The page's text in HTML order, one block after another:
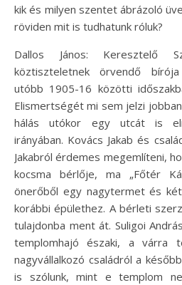
kik és milyen szentet ábrázoló
röviden mit is tudhatunk róluk?
Dallos János: Keresztelő
köztiszteletnek örvendő
utóbb 1905-16 közötti
Elismertségét mi sem jelzi
hálás utókor egy utcát is
irányában. Kovács Jakab és
Jakabról érdemes megemlíteni,
kocsma bérlője, ma „Főtér
önerőből egy nagytermet és
korábbi épülethez. A bérleti
tulajdonba ment át. Suligoi
templomhajó északi, a várra
nagyvállalkozó családról a
is szólunk, mint e templom